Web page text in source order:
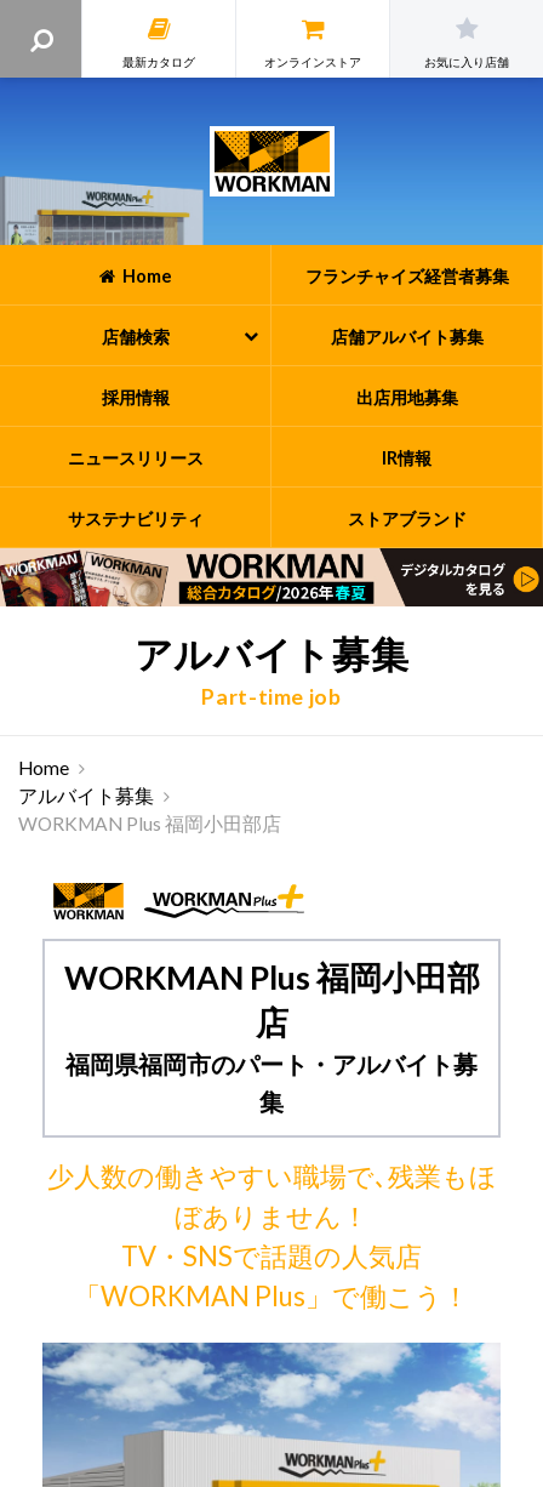
最新カタログ オンラインストア お気に入り店舗
Home フランチャイズ経営者募集
店舗検索 店舗アルバイト募集
採用情報 出店用地募集
ニュースリリース IR情報
サステナビリティ ストアブランド
アルバイト募集
Part-time job
Home
アルバイト募集
WORKMAN Plus 福岡小田部店
WORKMAN Plus 福岡小田部
店
福岡県福岡市のパート・アルバイト募
集
少人数の働きやすい職場で､残業もほ
ぼありません！
TV・SNSで話題の人気店
「WORKMAN Plus」で働こう！